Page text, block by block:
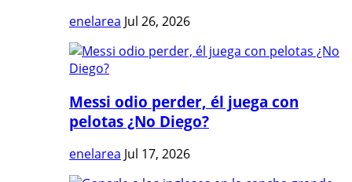
enelarea Jul 26, 2026
Messi odio perder, él juega con
pelotas ¿No Diego?
enelarea Jul 17, 2026